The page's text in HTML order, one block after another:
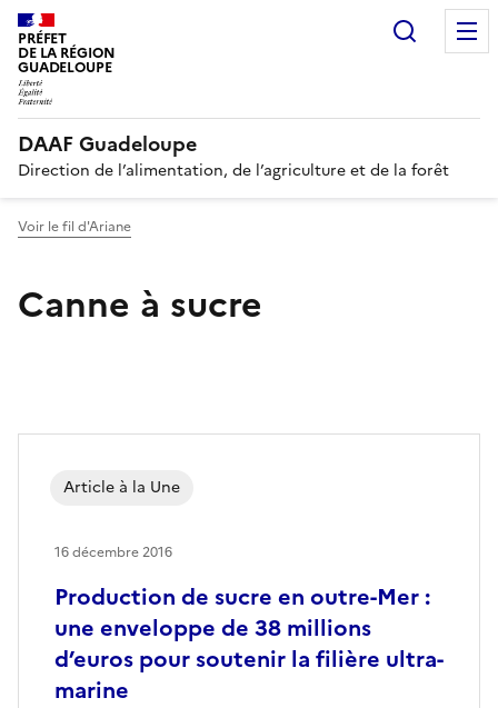
PRÉFET
DE LA RÉGION
GUADELOUPE
DAAF Guadeloupe
Direction de l’alimentation, de l’agriculture et de la forêt
Voir le fil d'Ariane
Canne à sucre
Production de sucre en outre-Mer :
une enveloppe de 38 millions
d’euros pour soutenir la filière ultra-
marine
Article à la Une
16 décembre 2016